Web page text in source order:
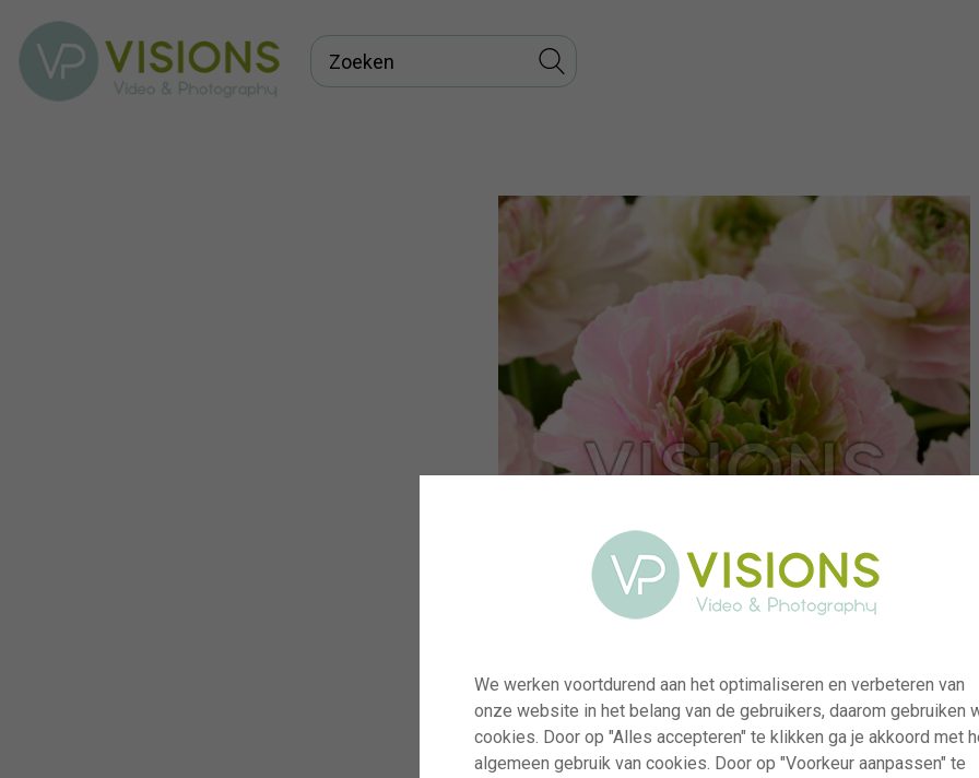
We werken voortdurend aan het optimaliseren en verbeteren van
onze website in het belang van de gebruikers, daarom gebruiken
cookies. Door op "Alles accepteren" te klikken ga je akkoord met
algemeen gebruik van cookies. Door op "Voorkeur aanpassen" te